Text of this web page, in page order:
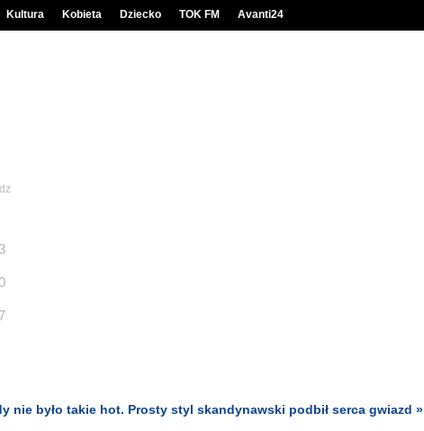
Kultura Kobieta Dziecko TOK FM Avanti24
nie było takie hot. Prosty styl skandynawski podbił serca gwiazd »